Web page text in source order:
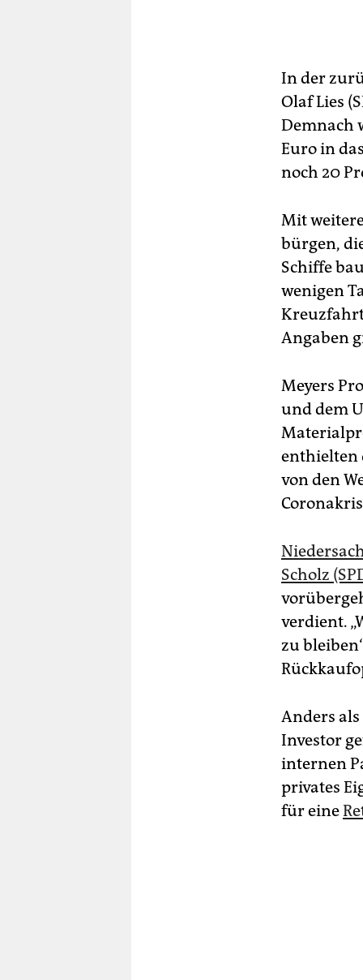
In der
Olaf Lies
Demnach
Euro in
noch 20
Mit
bürgen,
Schiffe
wenigen
Angaben
Meyers
und dem
enthielten
von den
Scholz
verdient.
zu
Anders
Investor
internen
privates
für eine